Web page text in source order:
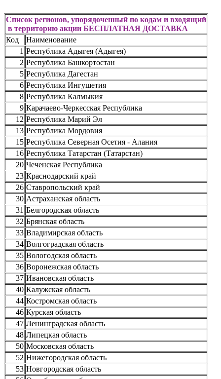
Список регионов, упорядоченный по кодам и входящий
в территорию акции БЕСПЛАТНАЯ ДОСТАВКА
Код
Наименование
1 Республика Адыгея (Адыгея)
2 Республика Башкортостан
5 Республика Дагестан
6 Республика Ингушетия
8 Республика Калмыкия
9 Карачаево-Черкесская Республика
12 Республика Марий Эл
13 Республика Мордовия
15 Республика Северная Осетия - Алания
16 Республика Татарстан (Татарстан)
20 Чеченская Республика
23 Краснодарский край
26 Ставропольский край
30 Астраханская область
31 Белгородская область
32 Брянская область
33 Владимирская область
34 Волгоградская область
35 Вологодская область
36 Воронежская область
37 Ивановская область
40 Калужская область
44 Костромская область
46 Курская область
47 Ленинградская область
48 Липецкая область
50 Московская область
52 Нижегородская область
53 Новгородская область